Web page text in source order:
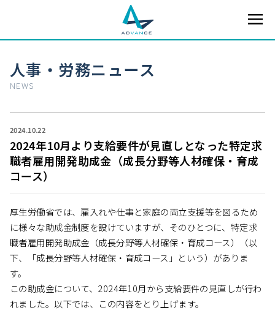
人事・労務ニュース
NEWS
2024.10.22
2024年10月より支給要件が見直しとなった特定求
職者雇用開発助成金（成長分野等人材確保・育成
コース）
厚生労働省では、雇入れや仕事と家庭の両立支援等を図るため
に様々な助成金制度を設けていますが、そのひとつに、特定求
職者雇用開発助成金（成長分野等人材確保・育成コース）（以
下、「成長分野等人材確保・育成コース」という）がありま
す。
この助成金について、2024年10月から支給要件の見直しが行わ
れました。以下では、この内容をとり上げます。